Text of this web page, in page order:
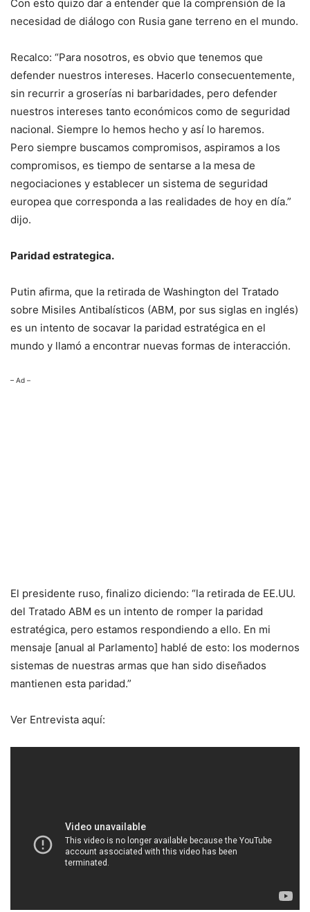
Con esto quizo dar a entender que la comprensión de la
necesidad de diálogo con Rusia gane terreno en el mundo.
Recalco: “Para nosotros, es obvio que tenemos que
defender nuestros intereses. Hacerlo consecuentemente,
sin recurrir a groserías ni barbaridades, pero defender
nuestros intereses tanto económicos como de seguridad
nacional. Siempre lo hemos hecho y así lo haremos.
Pero siempre buscamos compromisos, aspiramos a los
compromisos, es tiempo de sentarse a la mesa de
negociaciones y establecer un sistema de seguridad
europea que corresponda a las realidades de hoy en día.”
dijo.
Paridad estrategica.
Putin afirma, que la retirada de Washington del Tratado
sobre Misiles Antibalísticos (ABM, por sus siglas en inglés)
es un intento de socavar la paridad estratégica en el
mundo y llamó a encontrar nuevas formas de interacción.
– Ad –
El presidente ruso, finalizo diciendo: “la retirada de EE.UU.
del Tratado ABM es un intento de romper la paridad
estratégica, pero estamos respondiendo a ello. En mi
mensaje [anual al Parlamento] hablé de esto: los modernos
sistemas de nuestras armas que han sido diseñados
mantienen esta paridad.”
Ver Entrevista aquí: